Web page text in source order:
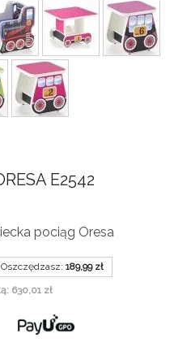
E2542
pociąg Oresa
Oszczędzasz: 189,99 zł
630,01 zł